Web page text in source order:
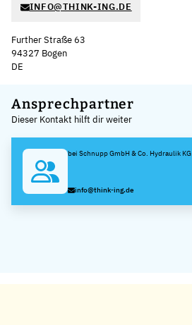
INFO@THINK-ING.DE
Further Straße 63
94327 Bogen
DE
+
−
Ansprechpartner
Dieser Kontakt hilft dir weiter
bei Schnupp GmbH & Co. Hydraulik KG
info@think-ing.de